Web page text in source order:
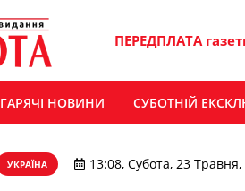
ПЕРЕДПЛАТА
ГАРЯЧІ НОВИНИ СУБОТНІЙ
УКРАЇНА 13:08, Субота, 23 Травня,